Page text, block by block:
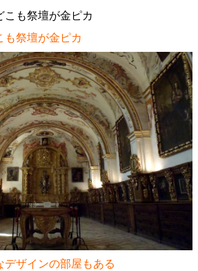
も祭壇が金ピカ
デザインの部屋もある